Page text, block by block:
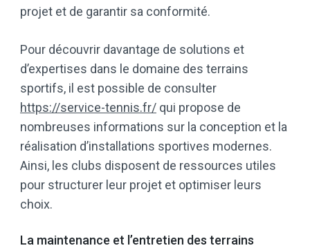
projet et de garantir sa conformité.
Pour découvrir davantage de solutions et
d’expertises dans le domaine des terrains
sportifs, il est possible de consulter
https://service-tennis.fr/ qui propose de
nombreuses informations sur la conception et la
réalisation d’installations sportives modernes.
Ainsi, les clubs disposent de ressources utiles
pour structurer leur projet et optimiser leurs
choix.
La maintenance et l’entretien des terrains